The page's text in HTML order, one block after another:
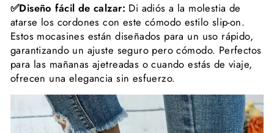
✅Diseño fácil de calzar: Di adiós a la molestia de
atarse los cordones con este cómodo estilo slip-on.
Estos mocasines están diseñados para un uso rápido,
garantizando un ajuste seguro pero cómodo. Perfectos
para las mañanas ajetreadas o cuando estás de viaje,
ofrecen una elegancia sin esfuerzo.